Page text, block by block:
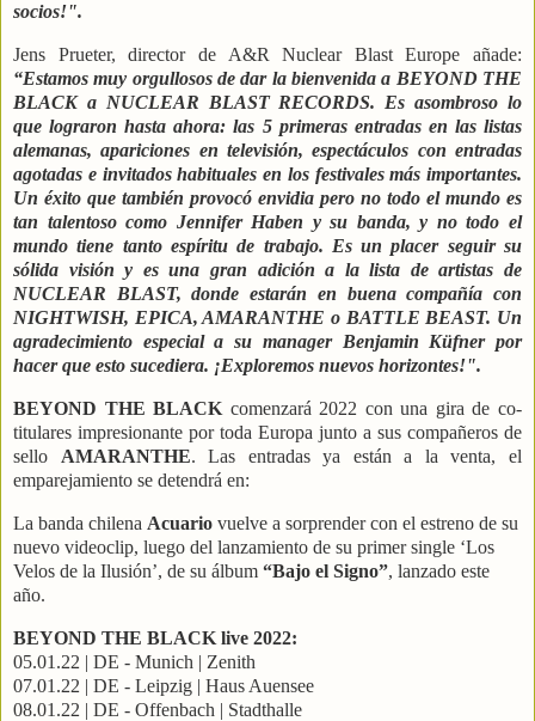
socios!".
Jens Prueter, director de A&R Nuclear Blast Europe añade:
“Estamos muy orgullosos de dar la bienvenida a BEYOND THE
BLACK a NUCLEAR BLAST RECORDS. Es asombroso lo
que lograron hasta ahora: las 5 primeras entradas en las listas
alemanas, apariciones en televisión, espectáculos con entradas
agotadas e invitados habituales en los festivales más importantes.
Un éxito que también provocó envidia pero no todo el mundo es
tan talentoso como Jennifer Haben y su banda, y no todo el
mundo tiene tanto espíritu de trabajo. Es un placer seguir su
sólida visión y es una gran adición a la lista de artistas de
NUCLEAR BLAST, donde estarán en buena compañía con
NIGHTWISH, EPICA, AMARANTHE o BATTLE BEAST. Un
agradecimiento especial a su manager Benjamin Küfner por
hacer que esto sucediera. ¡Exploremos nuevos horizontes!".
BEYOND THE BLACK comenzará 2022 con una gira de co-
titulares impresionante por toda Europa junto a sus compañeros de
sello AMARANTHE. Las entradas ya están a la venta, el
emparejamiento se detendrá en:
La banda chilena Acuario vuelve a sorprender con el estreno de su
nuevo videoclip, luego del lanzamiento de su primer single ‘Los
Velos de la Ilusión’, de su álbum “Bajo el Signo”, lanzado este
año.
BEYOND THE BLACK live 2022:
05.01.22 | DE - Munich | Zenith
07.01.22 | DE - Leipzig | Haus Auensee
08.01.22 | DE - Offenbach | Stadthalle